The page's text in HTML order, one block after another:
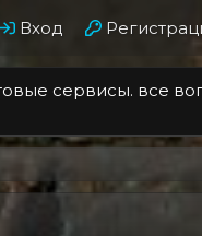
Вход
сервисы. все